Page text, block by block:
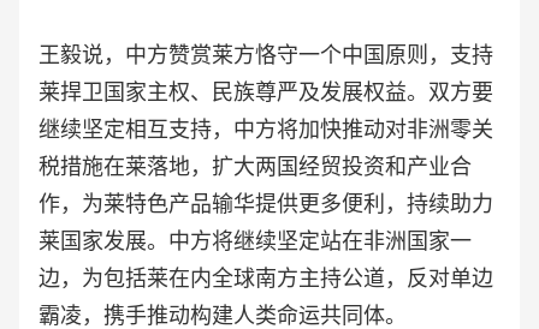
王毅说，中方赞赏莱方恪守一个中国原则，支持
莱捍卫国家主权、民族尊严及发展权益。双方要
继续坚定相互支持，中方将加快推动对非洲零关
税措施在莱落地，扩大两国经贸投资和产业合
作，为莱特色产品输华提供更多便利，持续助力
莱国家发展。中方将继续坚定站在非洲国家一
边，为包括莱在内全球南方主持公道，反对单边
霸凌，携手推动构建人类命运共同体。